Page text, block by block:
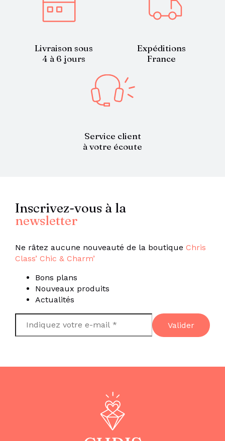
Livraison sous
4 à 6 jours
Expéditions
France
Service client
à votre écoute
Inscrivez-vous à la
newsletter
Ne râtez aucune nouveauté de la boutique Chris
Class’ Chic & Charm’
Bons plans
Nouveaux produits
Actualités